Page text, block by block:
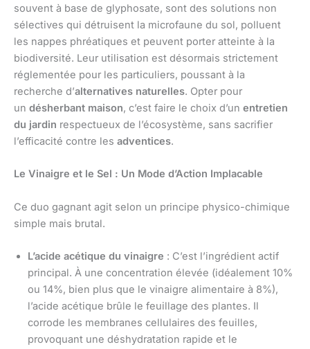
souvent à base de glyphosate, sont des solutions non
sélectives qui détruisent la microfaune du sol, polluent
les nappes phréatiques et peuvent porter atteinte à la
biodiversité. Leur utilisation est désormais strictement
réglementée pour les particuliers, poussant à la
recherche d’alternatives naturelles. Opter pour
un désherbant maison, c’est faire le choix d’un entretien
du jardin respectueux de l’écosystème, sans sacrifier
l’efficacité contre les adventices.
Le Vinaigre et le Sel : Un Mode d’Action Implacable
Ce duo gagnant agit selon un principe physico-chimique
simple mais brutal.
L’acide acétique du vinaigre : C’est l’ingrédient actif
principal. À une concentration élevée (idéalement 10%
ou 14%, bien plus que le vinaigre alimentaire à 8%),
l’acide acétique brûle le feuillage des plantes. Il
corrode les membranes cellulaires des feuilles,
provoquant une déshydratation rapide et le